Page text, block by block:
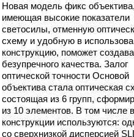
Новая модель фикс
имеющая высокие показатели
светосилы, отменную
схему и удобную в
конструкцию, поможет
безупречного качества. Залог
оптической точности Основой
объектива стала оптическая
состоящая из 6 групп,
из 10 элементов. В том числе в
конструкции используются:
со сверхнизкой дисперсией